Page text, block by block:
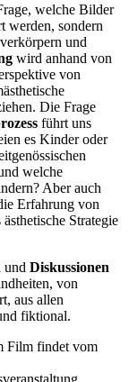
welche Bilder
werden, sondern
und
wird anhand von
von
Die Frage
führt uns
es Kinder oder
welche
Aber auch
Erfahrung von
Strategie
und Diskussionen
von
aus allen
fiktional.
Film findet vom